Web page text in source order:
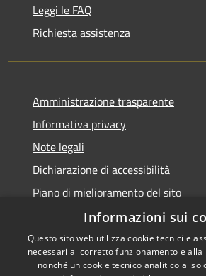
Leggi le FAQ
Richiesta assistenza
Amministrazione trasparente
Informativa privacy
Note legali
Dichiarazione di accessibilità
Piano di miglioramento del sito
Informazioni sui
Questo sito web utilizza cookie tecnici e
necessari al corretto funzionamento e alla
nonché un cookie tecnico analitico al